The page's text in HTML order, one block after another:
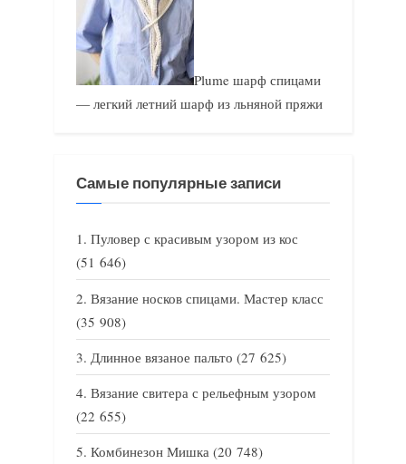
Plume шарф спицами
— легкий летний шарф из льняной пряжи
Самые популярные записи
Пуловер с красивым узором из кос
(51 646)
Вязание носков спицами. Мастер класс
(35 908)
Длинное вязаное пальто (27 625)
Вязание свитера с рельефным узором
(22 655)
Комбинезон Мишка (20 748)